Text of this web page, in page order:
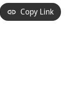
Copy Link